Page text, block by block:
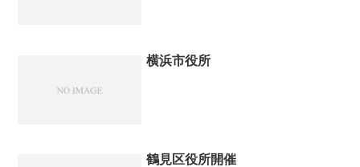
横浜市役所
鶴見区役所開催